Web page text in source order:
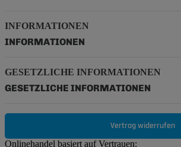
INFORMATIONEN
INFORMATIONEN
GESETZLICHE INFORMATIONEN
GESETZLICHE INFORMATIONEN
Vertrag widerrufen
Onlinehandel basiert auf Vertrauen: